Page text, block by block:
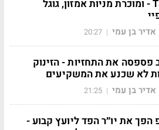
ו־TSMC - ומוכרת מניות אמזון, גוגל
אדיר בן עמי |
20:27
פספסה את התחזיות - הזינוק
לא שכנע את המשקיעים
אדיר בן עמי |
21:25
את יו״ר הפד ליועץ קבוע -